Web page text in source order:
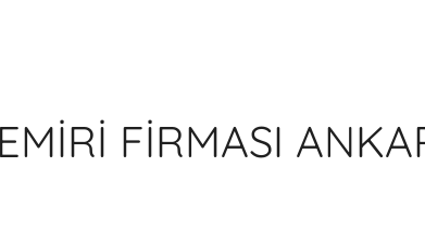
FİRMASI